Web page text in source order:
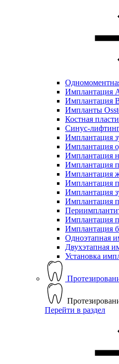
Имплантация
Имплантация
Импланты
Костная
Синус-
Имплантация
Имплантация
Имплантация
Имплантация
Имплантация
Имплантация
Имплантация
Имплантация
Имплантация
Имплантация
Одноэтапная
Двухэтапная
Установка
Перейти в раздел